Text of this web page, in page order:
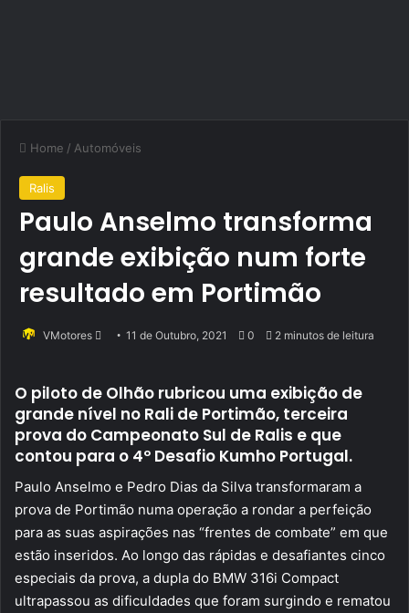
Home / Automóveis
Ralis
Paulo Anselmo transforma
grande exibição num forte
resultado em Portimão
VMotores
Send11 de Outubro, 2021 0 2 minutos de leitura
O piloto de Olhão rubricou uma exibição de
grande nível no Rali de Portimão, terceira
prova do Campeonato Sul de Ralis e que
contou para o 4º Desafio Kumho Portugal.
Paulo Anselmo e Pedro Dias da Silva transformaram a
prova de Portimão numa operação a rondar a perfeição
para as suas aspirações nas “frentes de combate” em que
estão inseridos. Ao longo das rápidas e desafiantes cinco
especiais da prova, a dupla do BMW 316i Compact
ultrapassou as dificuldades que foram surgindo e rematou